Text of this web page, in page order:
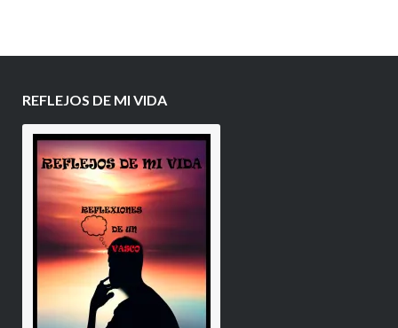
REFLEJOS DE MI VIDA